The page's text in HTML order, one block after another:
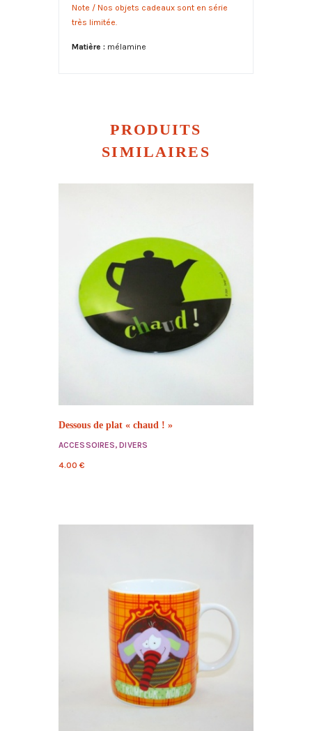
Note / Nos objets cadeaux sont en série
très limitée.
Matière : mélamine
PRODUITS
SIMILAIRES
Dessous de plat « chaud ! »
ACCESSOIRES,DIVERS
4.00 €